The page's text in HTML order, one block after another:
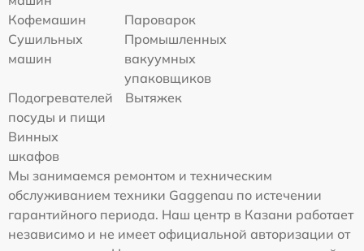
Кофемашин
Пароварок
Сушильных
машин
Промышленных
вакуумных
упаковщиков
Подогревателей
посуды и пищи
Вытяжек
Винных
шкафов
Мы занимаемся ремонтом и техническим
обслуживанием техники Gaggenau по истечении
гарантийного периода. Наш центр в Казани работает
независимо и не имеет официальной авторизации от